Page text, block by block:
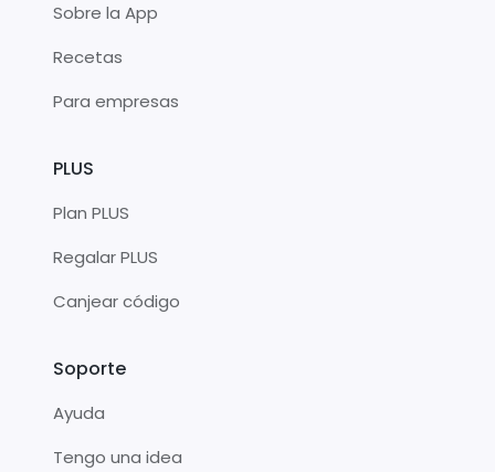
Sobre la App
Recetas
Para empresas
PLUS
Plan PLUS
Regalar PLUS
Canjear código
Soporte
Ayuda
Tengo una idea